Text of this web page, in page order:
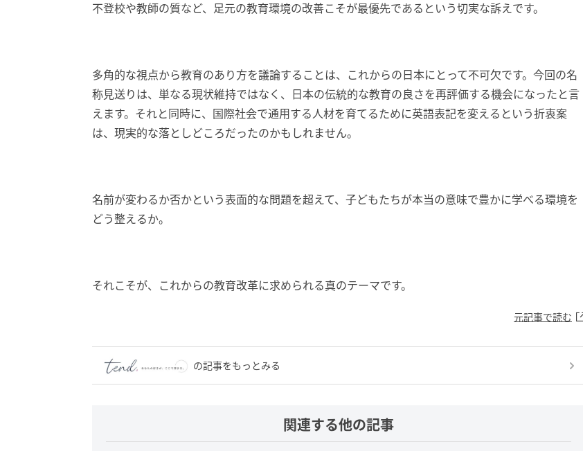
不登校や教師の質など、足元の教育環境の改善こそが最優先であるという切実な訴えです。
多角的な視点から教育のあり方を議論することは、これからの日本にとって不可欠です。今回の名
称見送りは、単なる現状維持ではなく、日本の伝統的な教育の良さを再評価する機会になったと言
えます。それと同時に、国際社会で通用する人材を育てるために英語表記を変えるという折衷案
は、現実的な落としどころだったのかもしれません。
名前が変わるか否かという表面的な問題を超えて、子どもたちが本当の意味で豊かに学べる環境を
どう整えるか。
それこそが、これからの教育改革に求められる真のテーマです。
元記事で読む
の記事をもっとみる
関連する他の記事